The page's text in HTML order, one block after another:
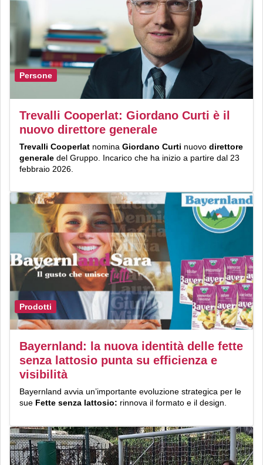
Persone
Trevalli Cooperlat: Giordano Curti è il
nuovo direttore generale
Trevalli Cooperlat nomina Giordano Curti nuovo direttore
generale del Gruppo. Incarico che ha inizio a partire dal 23
febbraio 2026.
Prodotti
Bayernland: la nuova identità delle fette
senza lattosio punta su efficienza e
visibilità
Bayernland avvia un’importante evoluzione strategica per le
sue Fette senza lattosio: rinnova il formato e il design.